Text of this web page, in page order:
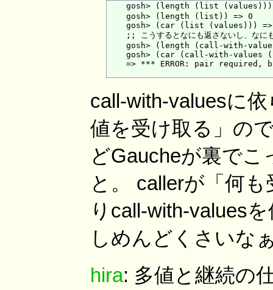
gosh> (length (list (values)))
    gosh> (length (list)) => 0
gosh> (car (list (values)))
;; こうするとなにも返さないし、なに
gosh> (length (call-with-
gosh> (car (call-with-values
=> *** ERROR: pair required,
call-with-valuesに
値を受け取る」の
どGaucheが裏で
と。 callerが「何
りcall-with-values
しめんどくさいな
hira: 多値と継続の